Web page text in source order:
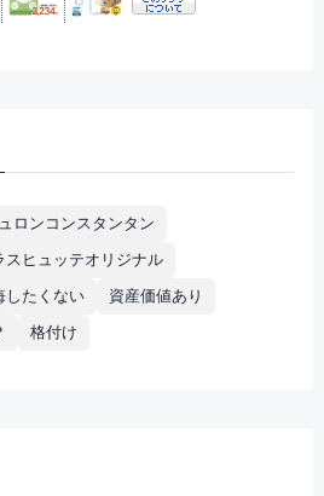
ロンコンスタンタン
スヒュッテオリジナル
したくない
資産価値あり
格付け